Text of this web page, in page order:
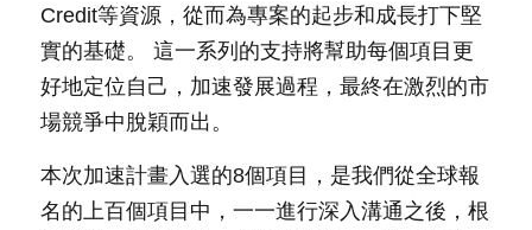
Credit等資源，從而為專案的起步和成長打下堅
實的基礎。 這一系列的支持將幫助每個項目更
好地定位自己，加速發展過程，最終在激烈的市
場競爭中脫穎而出。
本次加速計畫入選的8個項目，是我們從全球報
名的上百個項目中，一一進行深入溝通之後，根